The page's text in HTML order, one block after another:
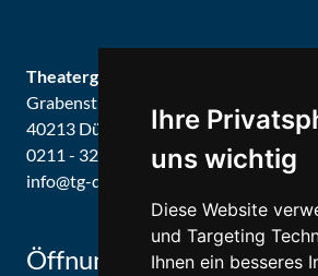
Ihre
uns wichtig
Diese Website
und Targeting
Ihnen ein besseres
Theatergemeinde Düsseldorf
Grabenstraße 8
40213 Düsseldorf
0211 - 326679 / 326887
info@tg-d.de
Öffnungszeiten